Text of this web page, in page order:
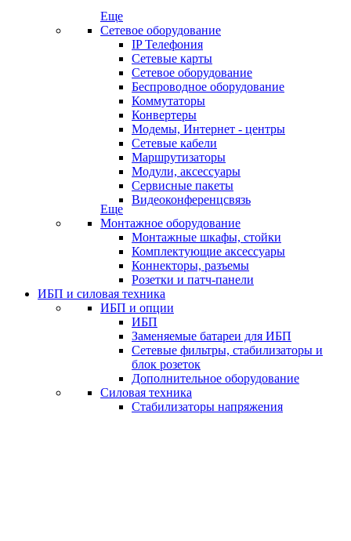
Еще
Сетевое оборудование
IP Телефония
Сетевые карты
Сетевое оборудование
Беспроводное оборудование
Коммутаторы
Конвертеры
Модемы, Интернет - центры
Сетевые кабели
Маршрутизаторы
Модули, аксессуары
Сервисные пакеты
Видеоконференцсвязь
Еще
Монтажное оборудование
Монтажные шкафы, стойки
Комплектующие аксессуары
Коннекторы, разъемы
Розетки и патч-панели
ИБП и силовая техника
ИБП и опции
ИБП
Заменяемые батареи для ИБП
Сетевые фильтры, стабилизаторы и
блок розеток
Дополнительное оборудование
Силовая техника
Стабилизаторы напряжения